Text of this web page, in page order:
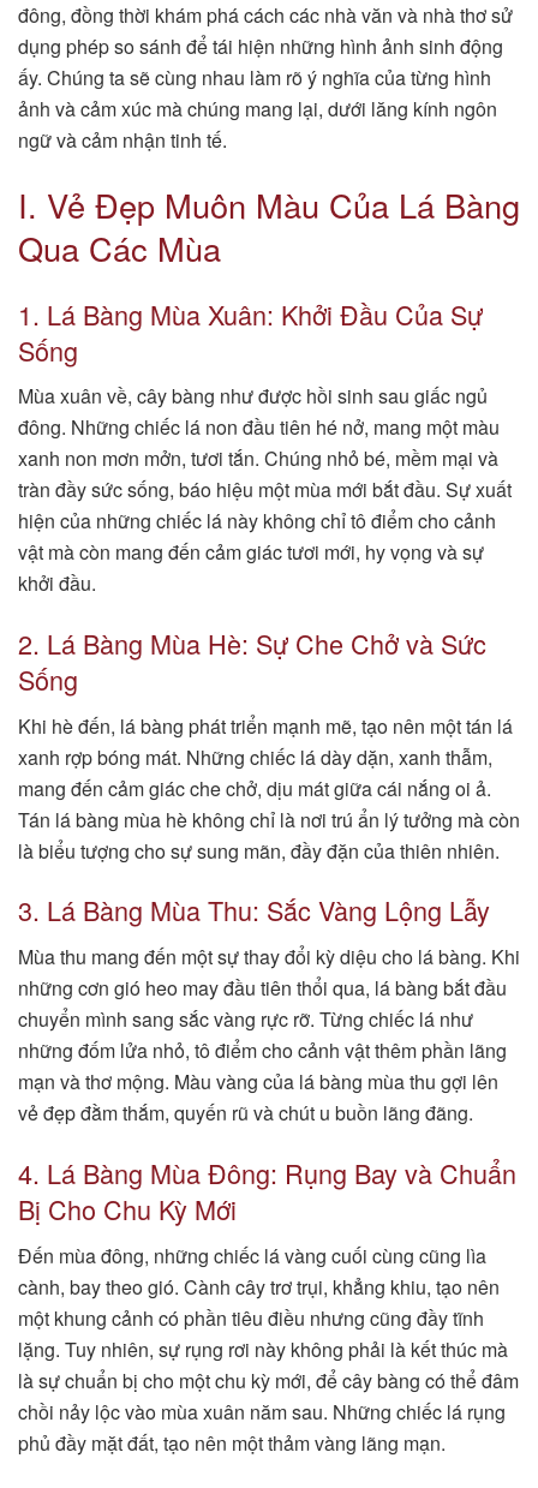
đông, đồng thời khám phá cách các nhà văn và nhà thơ sử
dụng phép so sánh để tái hiện những hình ảnh sinh động
ấy. Chúng ta sẽ cùng nhau làm rõ ý nghĩa của từng hình
ảnh và cảm xúc mà chúng mang lại, dưới lăng kính ngôn
ngữ và cảm nhận tinh tế.
I. Vẻ Đẹp Muôn Màu Của Lá Bàng
Qua Các Mùa
1. Lá Bàng Mùa Xuân: Khởi Đầu Của Sự
Sống
Mùa xuân về, cây bàng như được hồi sinh sau giấc ngủ
đông. Những chiếc lá non đầu tiên hé nở, mang một màu
xanh non mơn mởn, tươi tắn. Chúng nhỏ bé, mềm mại và
tràn đầy sức sống, báo hiệu một mùa mới bắt đầu. Sự xuất
hiện của những chiếc lá này không chỉ tô điểm cho cảnh
vật mà còn mang đến cảm giác tươi mới, hy vọng và sự
khởi đầu.
2. Lá Bàng Mùa Hè: Sự Che Chở và Sức
Sống
Khi hè đến, lá bàng phát triển mạnh mẽ, tạo nên một tán lá
xanh rợp bóng mát. Những chiếc lá dày dặn, xanh thẫm,
mang đến cảm giác che chở, dịu mát giữa cái nắng oi ả.
Tán lá bàng mùa hè không chỉ là nơi trú ẩn lý tưởng mà còn
là biểu tượng cho sự sung mãn, đầy đặn của thiên nhiên.
3. Lá Bàng Mùa Thu: Sắc Vàng Lộng Lẫy
Mùa thu mang đến một sự thay đổi kỳ diệu cho lá bàng. Khi
những cơn gió heo may đầu tiên thổi qua, lá bàng bắt đầu
chuyển mình sang sắc vàng rực rỡ. Từng chiếc lá như
những đốm lửa nhỏ, tô điểm cho cảnh vật thêm phần lãng
mạn và thơ mộng. Màu vàng của lá bàng mùa thu gợi lên
vẻ đẹp đằm thắm, quyến rũ và chút u buồn lãng đãng.
4. Lá Bàng Mùa Đông: Rụng Bay và Chuẩn
Bị Cho Chu Kỳ Mới
Đến mùa đông, những chiếc lá vàng cuối cùng cũng lìa
cành, bay theo gió. Cành cây trơ trụi, khẳng khiu, tạo nên
một khung cảnh có phần tiêu điều nhưng cũng đầy tĩnh
lặng. Tuy nhiên, sự rụng rơi này không phải là kết thúc mà
là sự chuẩn bị cho một chu kỳ mới, để cây bàng có thể đâm
chồi nảy lộc vào mùa xuân năm sau. Những chiếc lá rụng
phủ đầy mặt đất, tạo nên một thảm vàng lãng mạn.